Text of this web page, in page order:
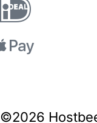
©2026